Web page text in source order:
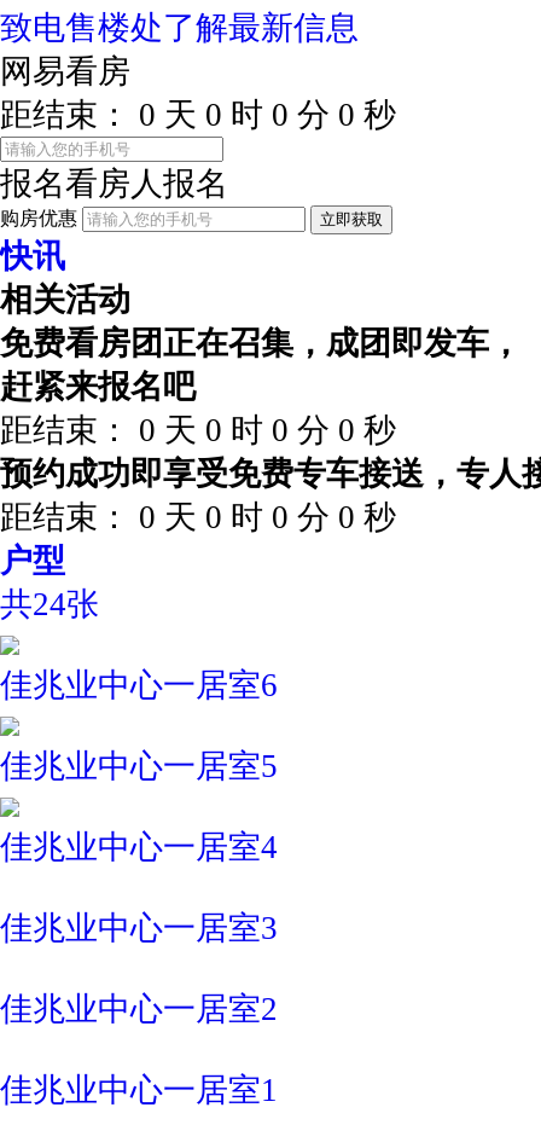
致电售楼处了解最新信息
网易看房
距结束：
0 天 0 时 0 分 0 秒
报名看房人报名
购房优惠 立即获取
快讯
相关活动
免费看房团正在召集，成团即发车，
赶紧来报名吧
距结束：
0 天 0 时 0 分 0 秒
预约成功即享受免费专车接送，专人
距结束：
0 天 0 时 0 分 0 秒
户型
共24张
佳兆业中心一居室6
佳兆业中心一居室5
佳兆业中心一居室4
佳兆业中心一居室3
佳兆业中心一居室2
佳兆业中心一居室1